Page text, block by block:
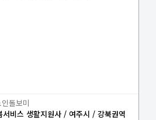
돌보미
서비스 생활지원사 / 여주시 / 강북권역